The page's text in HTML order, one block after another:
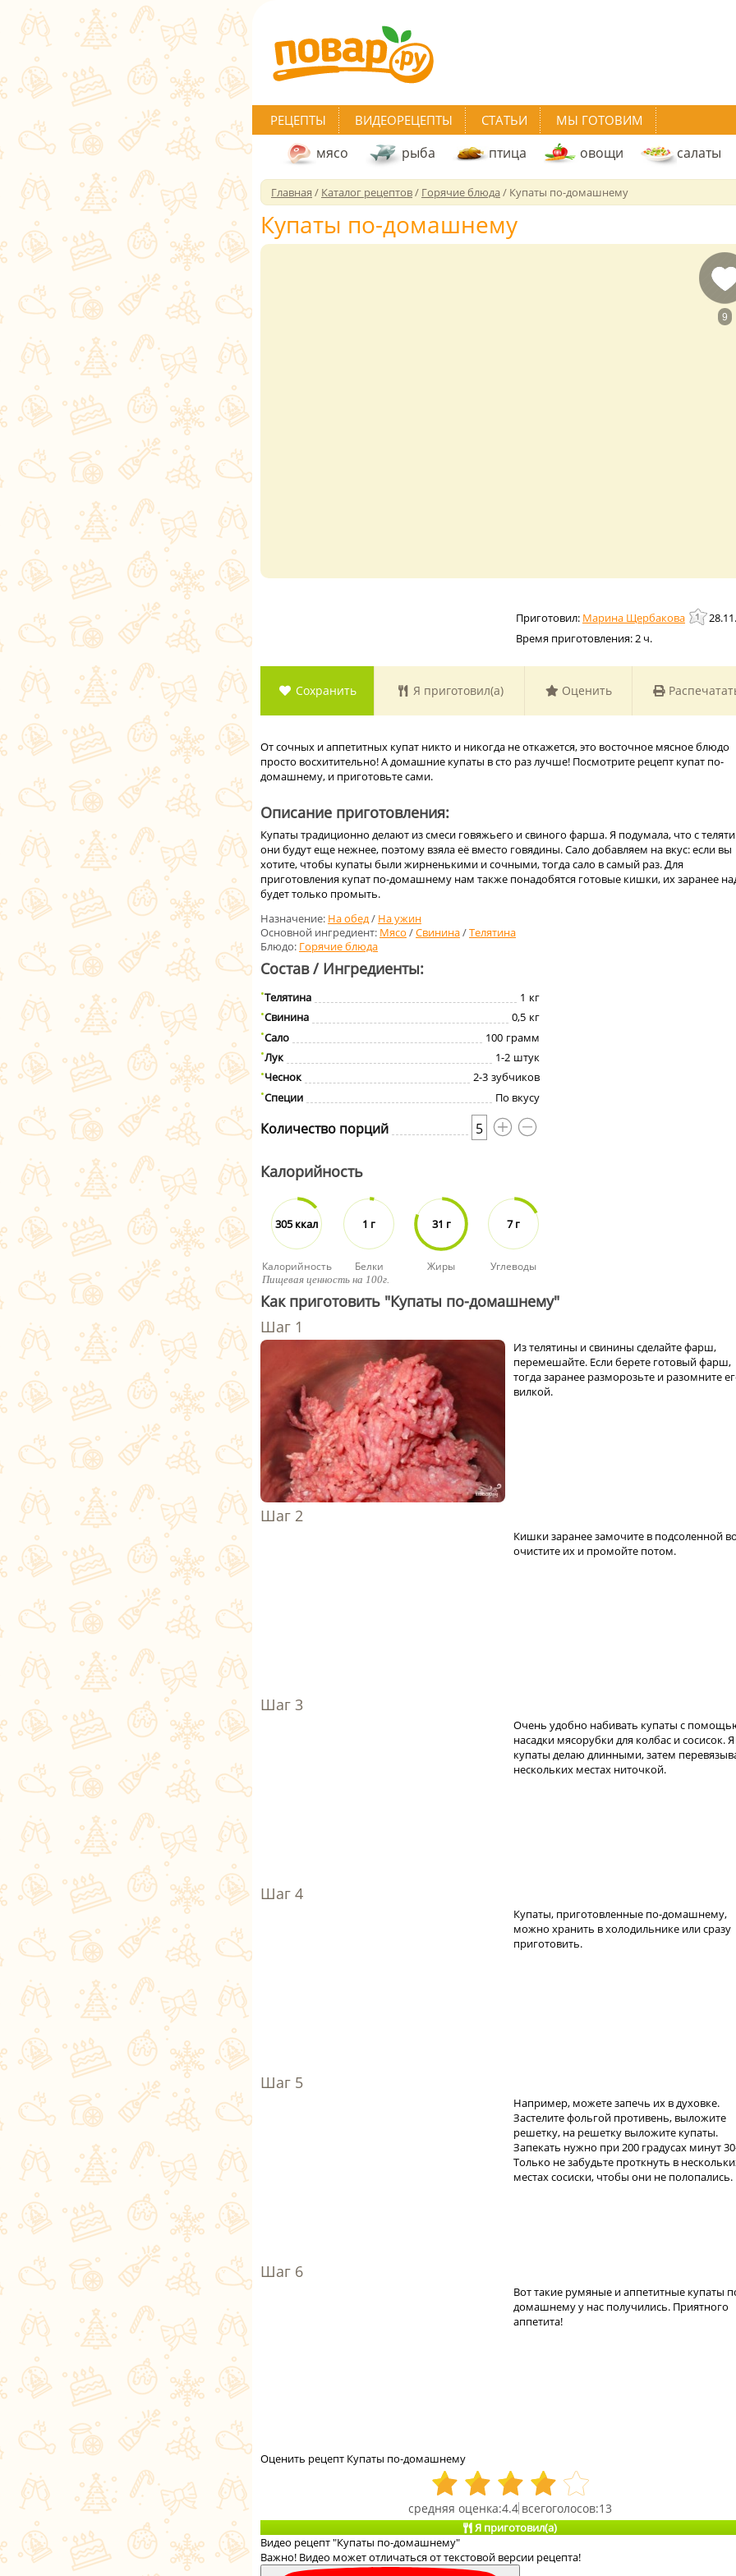
РЕЦЕПТЫ ВИДЕОРЕЦЕПТЫ СТАТЬИ МЫ ГОТОВИМ
мясо рыба птица овощи салаты
Главная / Каталог рецептов/ Горячие блюда/ Купаты по-домашнему
Купаты по-домашнему
9
Марина Щербакова
Время приготовления:2 ч.
Сохранить Я приготовил(а) Оценить
От сочных и аппетитных купат никто и никогда не откажется, это восточное мясное блюдо
просто восхитительно! А домашние купаты в сто раз лучше! Посмотрите рецепт купат по-
домашнему, и приготовьте сами.
Описание приготовления:
Купаты традиционно делают из смеси говяжьего и свиного фарша. Я подумала, что с
они будут еще нежнее, поэтому взяла её вместо говядины. Сало добавляем на вкус: если вы
хотите, чтобы купаты были жирненькими и сочными, тогда сало в самый раз. Для
приготовления купат по-домашнему нам также понадобятся готовые кишки, их заранее
будет только промыть.
Назначение: На обед/ На ужин
Основной ингредиент: Мясо /Свинина/Телятина
Блюдо: Горячие блюда
Состав / Ингредиенты:
Телятина 1 кг
Свинина
0,5 кг
Сало
100 грамм
Лук
1-2 штук
Чеснок
2-3 зубчиков
Специи
По вкусу
Количество порций 5
Калорийность
305 ккал
Калорийность
1 г
Белки
31 г
Жиры
7 г
Углеводы
Пищевая ценность на 100г.
Как приготовить "Купаты по-домашнему"
Из телятины и свинины сделайте фарш,
перемешайте. Если берете готовый фарш,
тогда заранее разморозьте и разомните
вилкой.
Кишки заранее замочите в подсоленной
очистите их и промойте потом.
Очень удобно набивать купаты с
насадки мясорубки для колбас и сосисок. Я
купаты делаю длинными, затем
нескольких местах ниточкой.
Купаты, приготовленные по-домашнему,
можно хранить в холодильнике или сразу
приготовить.
Например, можете запечь их в духовке.
Застелите фольгой противень, выложите
решетку, на решетку выложите купаты.
Запекать нужно при 200 градусах минут
Только не забудьте проткнуть в
местах сосиски, чтобы они не полопались.
Вот такие румяные и аппетитные купаты
домашнему у нас получились. Приятного
аппетита!
Оценить рецепт Купаты по-домашнему
4.4 13
Я приготовил(а)
Видео рецепт "Купаты по-домашнему"
Важно! Видео может отличаться от текстовой версии рецепта!